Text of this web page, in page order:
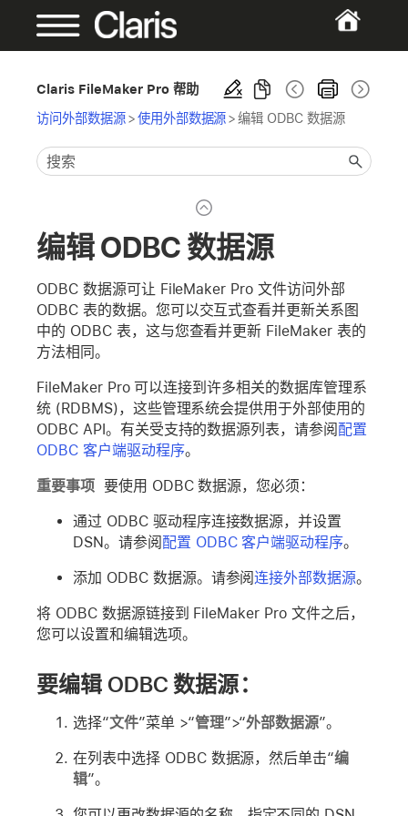
Claris FileMaker Pro 帮助
访问外部数据源>使用外部数据源> 编辑 ODBC 数据源
编辑 ODBC 数据源
ODBC 数据源可让 FileMaker Pro 文件访问外部
ODBC 表的数据。您可以交互式查看并更新关系图
中的 ODBC 表，这与您查看并更新 FileMaker 表的
方法相同。
FileMaker Pro 可以连接到许多相关的数据库管理系
统 (RDBMS)，这些管理系统会提供用于外部使用的
ODBC API。有关受支持的数据源列表，请参阅配置
ODBC 客户端驱动程序。
重要事项要使用 ODBC 数据源，您必须：
通过 ODBC 驱动程序连接数据源，并设置
DSN。请参阅配置 ODBC 客户端驱动程序。
添加 ODBC 数据源。请参阅连接外部数据源。
将 ODBC 数据源链接到 FileMaker Pro 文件之后，
您可以设置和编辑选项。
要编辑 ODBC 数据源：
选择“文件”菜单 >“管理”>“外部数据源”。
在列表中选择 ODBC 数据源，然后单击“编
辑”。